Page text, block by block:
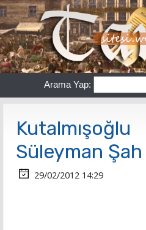
Arama Yap:
Kutalmışoğlu
Süleyman Şah
29/02/2012 14:29